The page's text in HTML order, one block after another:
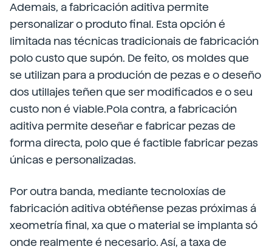
Ademais, a fabricación aditiva permite
personalizar o produto final. Esta opción é
limitada nas técnicas tradicionais de fabricación
polo custo que supón. De feito, os moldes que
se utilizan para a produción de pezas e o deseño
dos utillajes teñen que ser modificados e o seu
custo non é viable.Pola contra, a fabricación
aditiva permite deseñar e fabricar pezas de
forma directa, polo que é factible fabricar pezas
únicas e personalizadas.
Por outra banda, mediante tecnoloxías de
fabricación aditiva obtéñense pezas próximas á
xeometría final, xa que o material se implanta só
onde realmente é necesario. Así, a taxa de